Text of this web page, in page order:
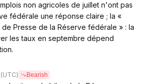
non agricoles de juillet n'ont pas
fédérale une réponse claire ; la «
Presse de la Réserve fédérale » : la
les taux en septembre dépend
(UTC) Bearish